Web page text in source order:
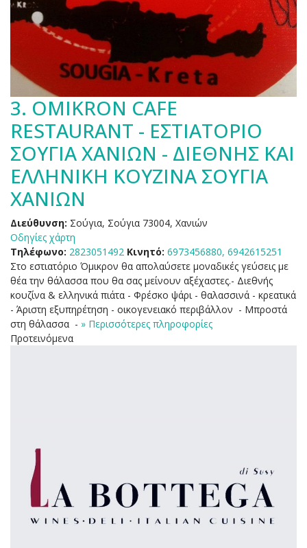
3. OMIKRON CAFE
RESTAURANT - ΕΣΤΙΑΤΟΡΙΟ
ΣΟΥΓΙΑ ΧΑΝΙΩΝ - ΔΙΕΘΝΗΣ ΚΑΙ
ΕΛΛΗΝΙΚΗ ΚΟΥΖΙΝΑ ΣΟΥΓΙΑ
ΧΑΝΙΩΝ
Διεύθυνση: Σούγια, Σούγια 73004, Χανιών
Οδηγίες χάρτη
Τηλέφωνο: 2823051492 Κινητό: 6973456880, 6942615251
Στο εστιατόριο Όμικρον θα απολαύσετε μοναδικές γεύσεις με
θέα την θάλασσα που θα σας μείνουν αξέχαστες.- Διεθνής
κουζίνα & ελληνικά πιάτα - Φρέσκο ψάρι - θαλασσινά - κρεατικά
- Άριστη εξυπηρέτηση - οικογενειακό περιβάλλον - Μπροστά
στη θάλασσα - » Περισσότερες πληροφορίες
Προτεινόμενα